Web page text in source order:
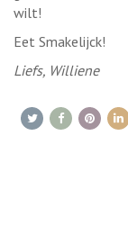
wilt!
Eet Smakelijck!
Liefs, Williene